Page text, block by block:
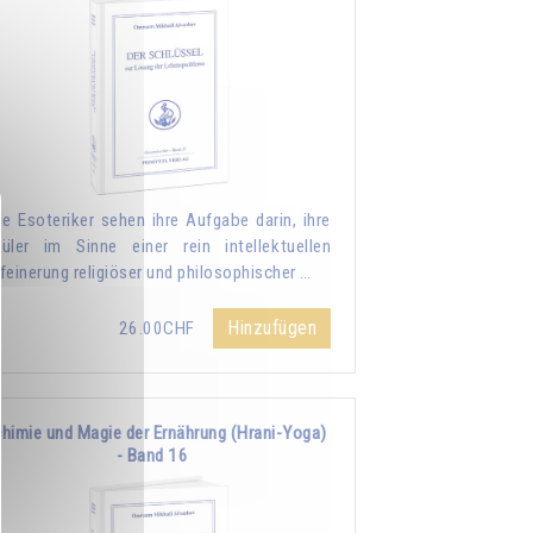
Esoteriker sehen ihre Aufgabe darin, ihre
im Sinne einer rein intellektuellen
religiöser und philosophischer …
26.00CHF Hinzufügen
und Magie der Ernährung (Hrani-Yoga)
- Band 16